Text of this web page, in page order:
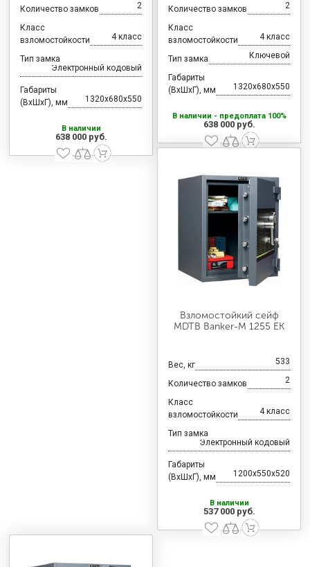
Количество замков 2
Класс
взломостойкости
4 класс
Тип замка
Электронный кодовый
Габариты
(ВхШхГ), мм
1320x680x550
В наличии
638 000 руб.
Количество замков 2
Класс
взломостойкости
4 класс
Тип замка Ключевой
Габариты
(ВхШхГ), мм
1320x680x550
В наличии - предоплата 100%
638 000 руб.
Взломостойкий сейф
MDTB Banker-M 1255 EK
Вес, кг 533
Количество замков 2
Класс
взломостойкости
4 класс
Тип замка
Электронный кодовый
Габариты
(ВхШхГ), мм
1200x550x520
В наличии
537 000 руб.